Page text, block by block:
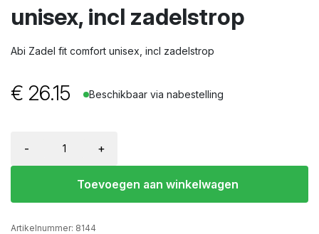
unisex, incl zadelstrop
Abi Zadel fit comfort unisex, incl zadelstrop
€ 26.15 Beschikbaar via nabestelling
- +
Toevoegen aan winkelwagen
Artikelnummer: 8144